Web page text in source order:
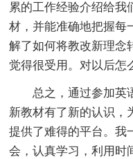
累的工作经验介绍给我
材，并能准确地把握每
解了如何将教改新理念
觉得很受用。对以后怎
总之，通过参加英
新教材有了新的认识，
提供了难得的平台。我
会，认真学习，利用时